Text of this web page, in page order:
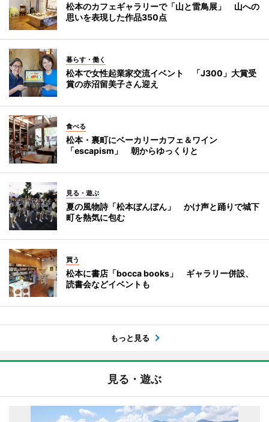
松本のカフェギャラリーで「山と雷鳥展」 山への
思いを表現した作品350点
暮らす・働く
松本で女性起業家交流イベント 「J300」大賞受
賞の赤沼留美子さん迎え
食べる
松本・裏町にベーカリーカフェ＆ワイン
「escapism」 朝からゆっくりと
見る・遊ぶ
夏の風物詩「松本ぼんぼん」 かけ声と踊りで城下
町を熱気に包む
買う
松本に書店「bocca books」 ギャラリー併設、
読書会などイベントも
もっと見る
見る・遊ぶ